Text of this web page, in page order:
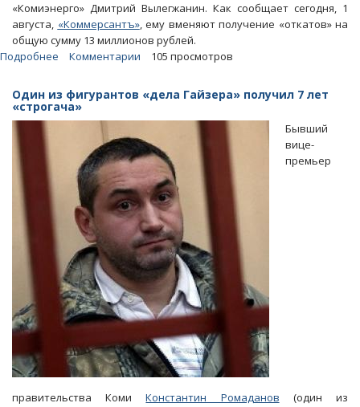
«Комиэнерго» Дмитрий Вылегжанин. Как сообщает сегодня, 1
августа, «Коммерсантъ», ему вменяют получение «откатов» на
общую сумму 13 миллионов рублей.
Подробнее
Гайзера».
Топ-
менеджеру
Северо-
Запада»
вменили
«откат»
миллионов
Комментарии 105 просмотров
Один из фигурантов «дела Гайзера» получил 7 лет
«строгача»
Бывший
вице-
премьер
правительства КомиКонстантин Ромаданов (один из